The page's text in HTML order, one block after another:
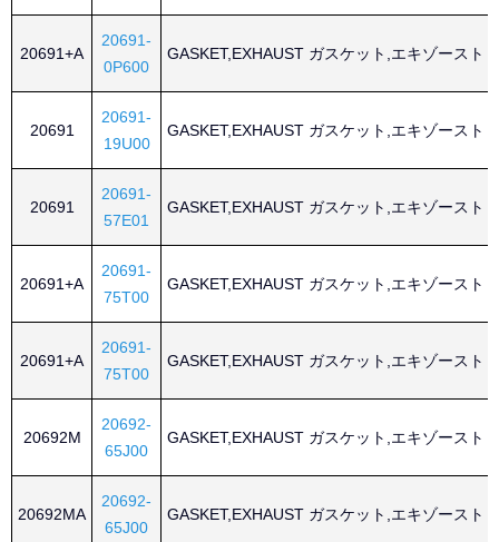
20691+A
20691-
0P600
GASKET,EXHAUST ガスケット,エキゾースト
20691
20691-
19U00
GASKET,EXHAUST ガスケット,エキゾースト
20691
20691-
57E01
GASKET,EXHAUST ガスケット,エキゾースト
20691+A
20691-
75T00
GASKET,EXHAUST ガスケット,エキゾースト
20691+A
20691-
75T00
GASKET,EXHAUST ガスケット,エキゾースト
20692M
20692-
65J00
GASKET,EXHAUST ガスケット,エキゾースト
20692MA
20692-
65J00
GASKET,EXHAUST ガスケット,エキゾースト